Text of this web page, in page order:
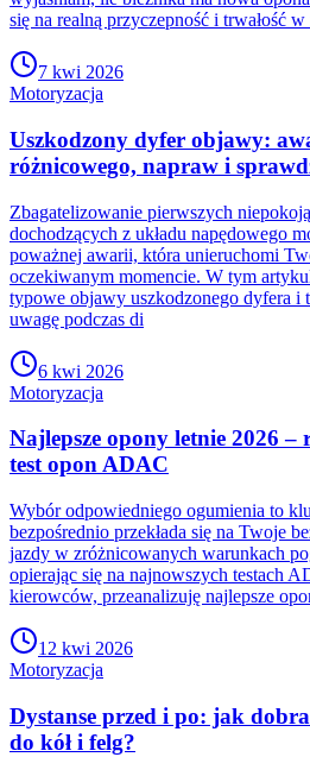
się na realną przyczepność i trwałość
7 kwi 2026
Motoryzacja
Uszkodzony dyfer objawy:
różnicowego, napraw i
Zbagatelizowanie pierwszych
dochodzących z układu napędowego
poważnej awarii, która unieruchomi
oczekiwanym momencie. W tym
typowe objawy uszkodzonego dyfera i
uwagę podczas di
6 kwi 2026
Motoryzacja
Najlepsze opony letnie 2026
test opon ADAC
Wybór odpowiedniego ogumienia to
bezpośrednio przekłada się na Twoje
jazdy w zróżnicowanych warunkach
opierając się na najnowszych testach
kierowców, przeanalizuję najlepsze
12 kwi 2026
Motoryzacja
Dystanse przed i po: jak
do kół i felg?